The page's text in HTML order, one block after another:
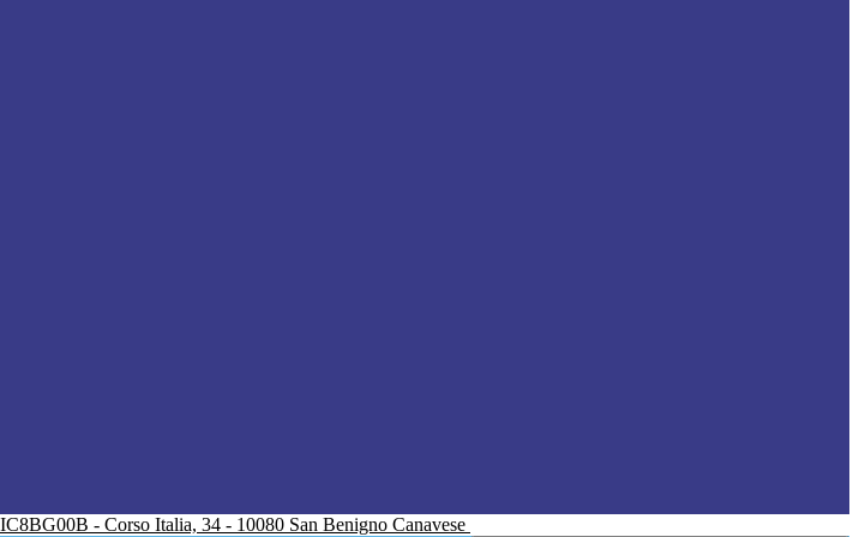
- Corso Italia, 34 - 10080 San Benigno Canavese